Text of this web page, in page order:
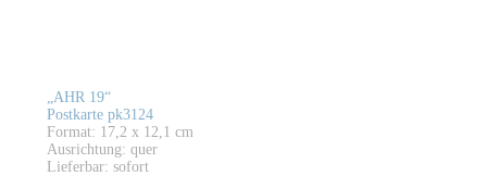
„AHR 19“
Postkarte pk3124
Format: 17,2 x 12,1 cm
Ausrichtung: quer
Lieferbar: sofort